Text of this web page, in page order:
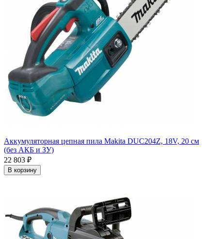
Аккумуляторная цепная пила Makita DUC204Z, 18V, 20 см
(без АКБ и ЗУ)
22 803 ₽
В корзину